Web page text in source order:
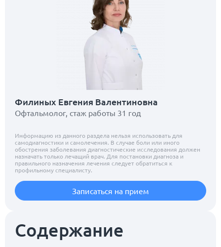
Содержание
Филиных Евгения Валентиновна
Офтальмолог, стаж работы 31 год
Информацию из данного раздела нельзя использовать для
самодиагностики и самолечения. В случае боли или иного
обострения заболевания диагностические исследования должен
назначать только лечащий врач. Для постановки диагноза и
правильного назначения лечения следует обратиться к
профильному специалисту.
Записаться на прием